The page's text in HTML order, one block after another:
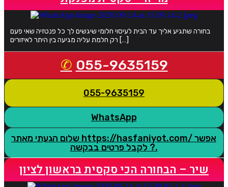
בחורה שתגיע אליך עד הבית לעיסוי חלומי שיגשים לך כל פנטזיה שאי פעם
רק חלמת עליה מגיעה בין היתר לאיזורים […]
055-9635159
055-9635159
WhatsApp
שלום הגעתי מאתר https://hasfaniyot.com/ אפשר
לקבל פרטים בבקשה ?.
שיר – הבחורה הכי סקסית בראשון לציון